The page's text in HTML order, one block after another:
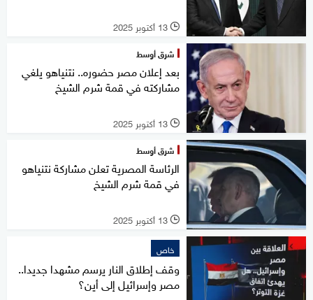
l 13 أكتوبر 2025
شرق أوسط
بعد إعلان مصر حضوره.. نتنياهو يلغي
مشاركته في قمة شرم الشيخ
l 13 أكتوبر 2025
شرق أوسط
الرئاسة المصرية تعلن مشاركة نتنياهو
في قمة شرم الشيخ
l 13 أكتوبر 2025
خاص
وقف إطلاق النار يرسم مشهدا جديدا..
مصر وإسرائيل إلى أين؟